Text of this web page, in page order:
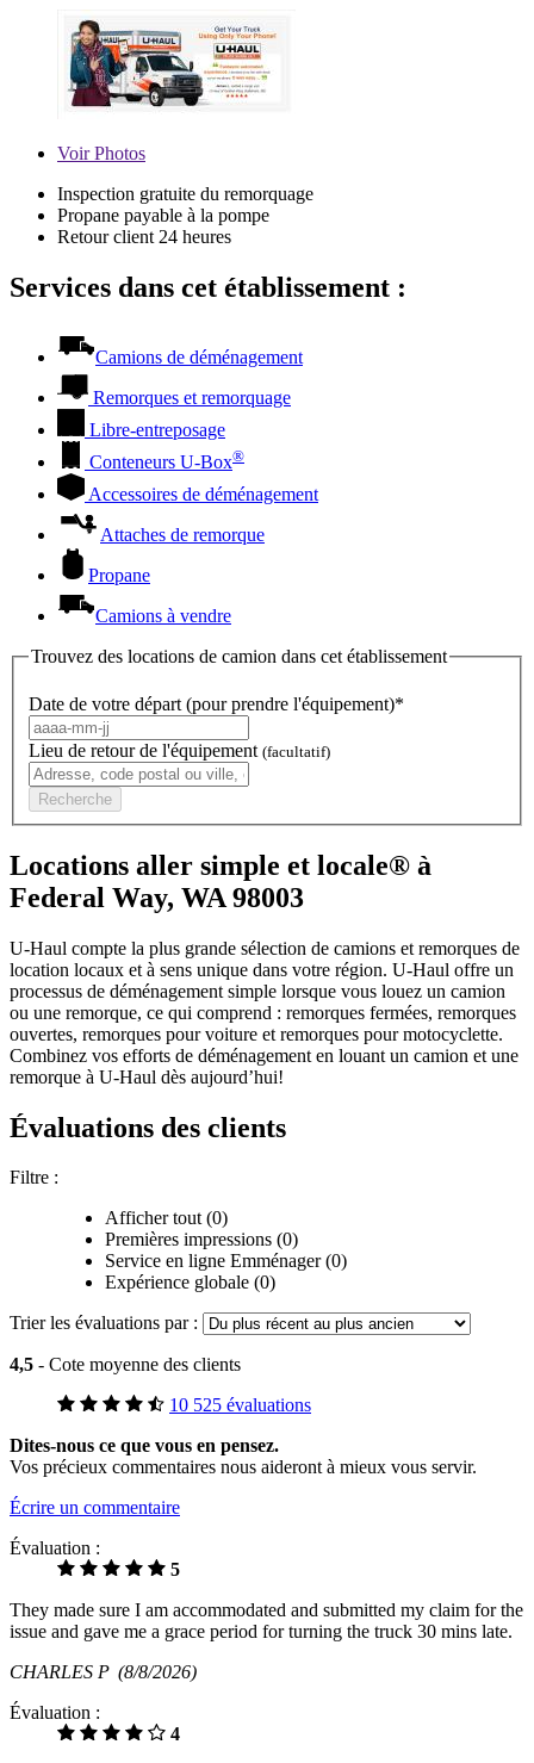
VoirPhotos
Inspection gratuite du remorquage
Propane payable à la pompe
Retour client 24 heures
Services dans cet établissement :
Camions de déménagement
Remorques et remorquage
Libre-entreposage
Conteneurs U-Box®
Accessoires de déménagement
Attaches de remorque
Propane
Camions à vendre
Trouvez des locations de camion dans cet établissement
Date de votre départ (pour prendre l'équipement)*
Lieu de retour de l'équipement (facultatif)
Recherche
Locations aller simple et locale® à
Federal Way, WA 98003
U-Haul compte la plus grande sélection de camions et remorques de
location locaux et à sens unique dans votre région. U-Haul offre un
processus de déménagement simple lorsque vous louez un camion
ou une remorque, ce qui comprend : remorques fermées, remorques
ouvertes, remorques pour voiture et remorques pour motocyclette.
Combinez vos efforts de déménagement en louant un camion et une
remorque à U-Haul dès aujourd’hui!
Évaluations des clients
Filtre :
Afficher tout (0)
Premières impressions (0)
Service en ligne Emménager (0)
Expérience globale (0)
Trier les évaluations par :
4,5 - Cote moyenne des clients
10 525 évaluations
Dites-nous ce que vous en pensez.
Vos précieux commentaires nous aideront à mieux vous servir.
Écrire un commentaire
Évaluation :
5
They made sure I am accommodated and submitted my claim for the
issue and gave me a grace period for turning the truck 30 mins late.
CHARLES P (8/8/2026)
Évaluation :
4